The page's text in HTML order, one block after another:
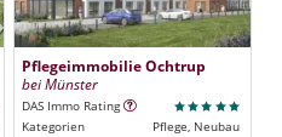
Pflegeimmobilie Ochtrup
bei Münster
DAS Immo Rating
Kategorien
Pflege, Neubau